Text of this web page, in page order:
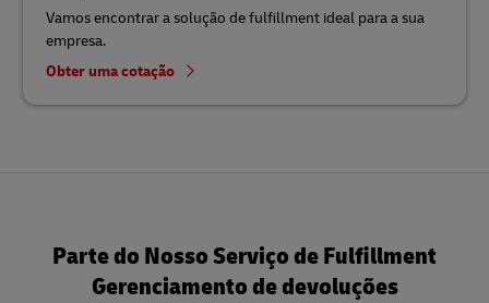
Vamos encontrar a solução de fulfillment ideal para a sua
empresa.
Obter uma cotação
Parte do Nosso Serviço de Fulfillment
Gerenciamento de devoluções